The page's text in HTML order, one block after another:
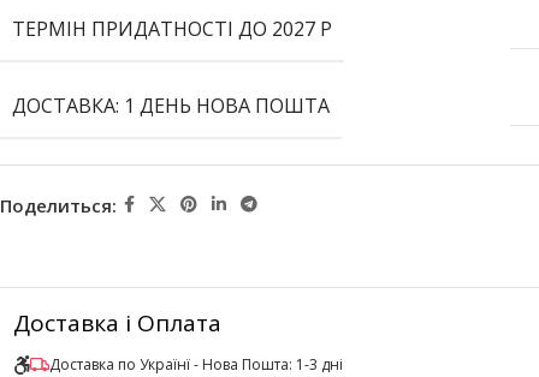
ТЕРМІН ПРИДАТНОСТІ ДО 2027 Р
ДОСТАВКА: 1 ДЕНЬ НОВА ПОШТА
Поделиться:
Доставка і Оплата
Доставка по Українї - Нова Пошта: 1-3 дні